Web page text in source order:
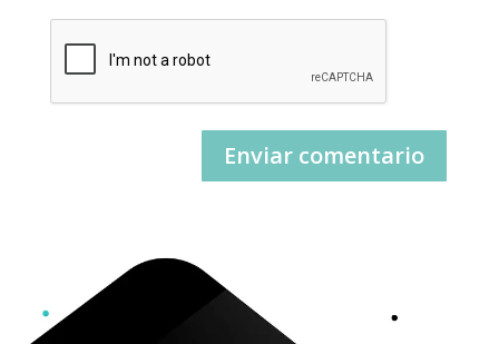
Enviar comentario